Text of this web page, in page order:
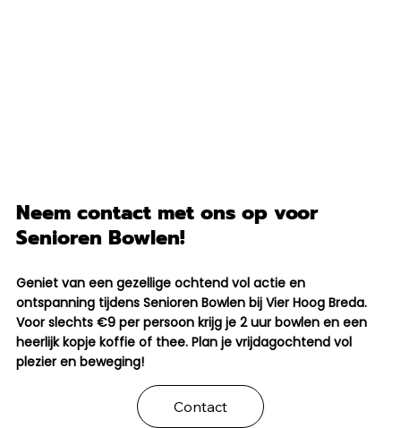
Neem contact met ons op voor
Senioren Bowlen!
Geniet van een gezellige ochtend vol actie en
ontspanning tijdens Senioren Bowlen bij Vier Hoog Breda.
Voor slechts €9 per persoon krijg je 2 uur bowlen en een
heerlijk kopje koffie of thee. Plan je vrijdagochtend vol
plezier en beweging!
Contact